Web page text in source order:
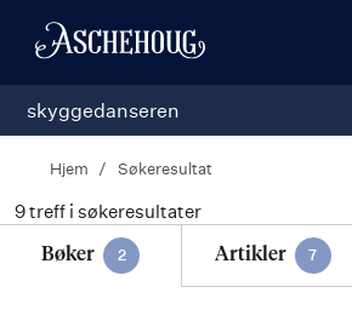
Hjem Søkeresultat
Søkeresultat
9treff i søkeresultater
Bøker 2 Artikler 7